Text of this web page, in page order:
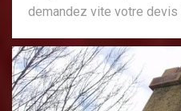
demandez vite votre devis